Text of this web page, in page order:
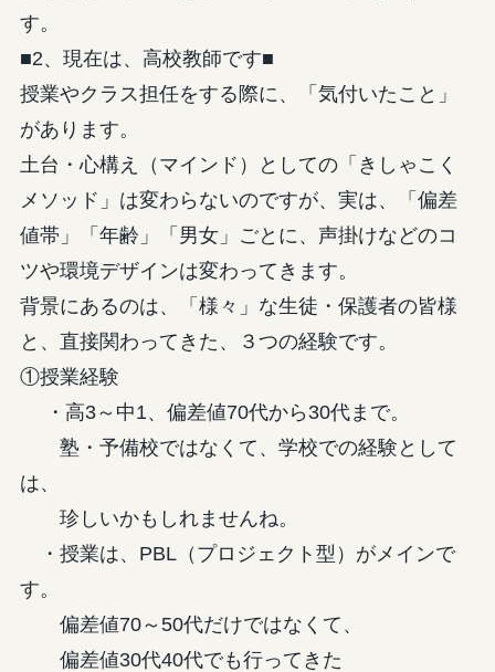
す。
■2、現在は、高校教師です■
授業やクラス担任をする際に、「気付いたこと」
があります。
土台・心構え（マインド）としての「きしゃこく
メソッド」は変わらないのですが、実は、「偏差
値帯」「年齢」「男女」ごとに、声掛けなどのコ
ツや環境デザインは変わってきます。
背景にあるのは、「様々」な生徒・保護者の皆様
と、直接関わってきた、３つの経験です。
①授業経験
・高3～中1、偏差値70代から30代まで。
塾・予備校ではなくて、学校での経験として
は、
珍しいかもしれませんね。
・授業は、PBL（プロジェクト型）がメインで
す。
偏差値70～50代だけではなくて、
偏差値30代40代でも行ってきた